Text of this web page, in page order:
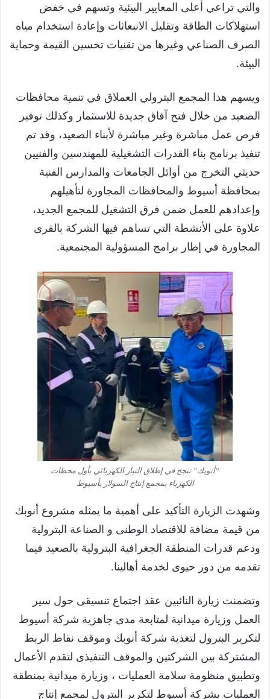
والتي تراعي أعلى المعايير البيئية وتسهم في خفض
استهلاكات الطاقة وتقليل الانبعاثات وإعادة استخدام مياه
الصرف الصناعي وغيرها من تقنيات تحسين القيمة وحماية
البيئة.
ويسهم هذا المجمع البترولي العملاق في تنمية محافظات
الصعيد من خلال فتح آفاق جديدة للاستثمار وكذلك توفير
فرص عمل مباشرة وغير مباشرة لأبناء الصعيد، وقد تم
تنفيذ برنامج بناء القدرات التشغيلية للمهندسين والفنيين
حديثي التخرج من أوائل الجامعات والمدارس الفنية
بمحافظة أسيوط والمحافظات المجاورة لتأهيلهم
وإعدادهم للعمل ضمن فرق التشغيل للمجمع الجديد،
علاوة على الأنشطة التي تساهم فيها الشركة بالقرى
المجاورة في إطار برامج المسؤولية المجتمعية.
“أنوبك” تنجح في إطلاق التيار الكهربائي بأول محطات
الكهرباء بمجمع إنتاج السولار بأسيوط
وشهدت الزيارة التأكيد على أهمية ما يمثله مشروع أنوبك
من قيمة مضافة للاقتصاد الوطنى و الصناعة البترولية
ودعم قدرات المنطقة الجغرافية البترولية بالصعيد فيما
تقدمه من دور حيوى لخدمة أهالينا.
وتضمنت زيارة النائبين عقد اجتماع تنسيقى حول سير
العمل وزيارة ميدانية لمتابعة مدى جاهزية شركة أسيوط
لتكرير البترول لتغذية شركة أنوبك وموقف نقاط الربط
المشتركة بين الشركتين والموقف التنفيذى لتقدم الأعمال
وتطبيق منظومة سلامة العمليات ، وزيارة ميدانية بمنطقة
العمليات بشركة أسيوط لتكرير البترول لمجمع إنتاج